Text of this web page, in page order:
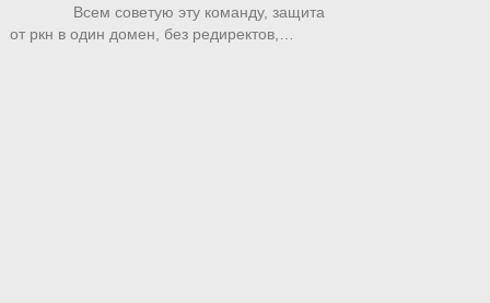
Всем советую эту команду, защита
от ркн в один домен, без редиректов,…